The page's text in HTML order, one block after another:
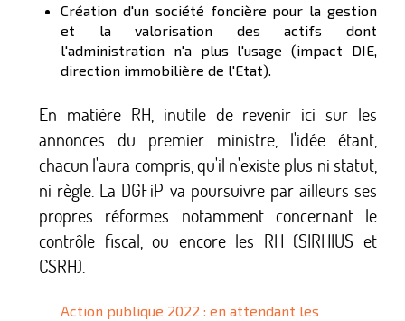
Création d'un société foncière pour la gestion
et la valorisation des actifs dont
l'administration n'a plus l'usage (impact DIE,
direction immobilière de l'Etat).
En matière RH, inutile de revenir ici sur les
annonces du premier ministre, l'idée étant,
chacun l'aura compris, qu'il n'existe plus ni statut,
ni règle. La DGFiP va poursuivre par ailleurs ses
propres réformes notamment concernant le
contrôle fiscal, ou encore les RH (SIRHIUS et
CSRH).
Action publique 2022 : en attendant les